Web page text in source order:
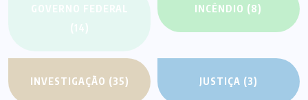
GOVERNO FEDERAL
(14)
INCÊNDIO (8)
INVESTIGAÇÃO (35) JUSTIÇA (3)